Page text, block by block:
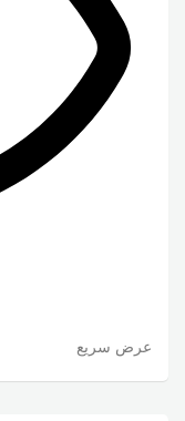
عرض سريع